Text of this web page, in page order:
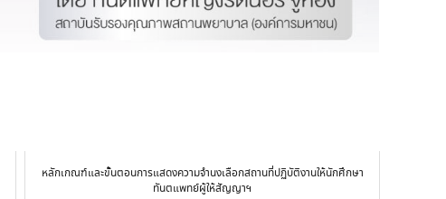
หลักเกณฑ์และขั้นตอนการแสดงความจำนงเลือกสถานที่ปฏิบัติงานให้นักศึกษา
ทันตแพทย์ผู้ให้สัญญาฯ